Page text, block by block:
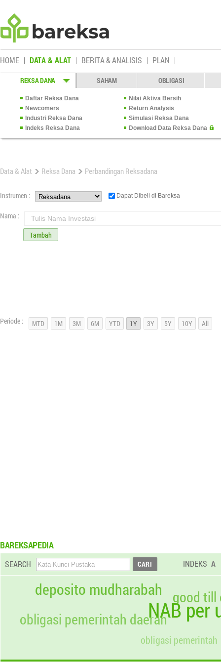
HOME DATA & ALAT BERITA & ANALISIS PLAN
REKSA DANA SAHAM OBLIGASI
Daftar Reksa Dana
Nilai Aktiva Bersih
Newcomers
Return Analysis
Industri Reksa Dana
Simulasi Reksa Dana
Indeks Reksa Dana
Download Data Reksa Dana
Data & Alat Reksa Dana Perbandingan Reksadana
Instrumen : Dapat Dibeli di Bareksa
Nama : Tulis Nama Investasi
Tambah
Periode :
BAREKSAPEDIA
SEARCH INDEKS A
NAB per
deposito mudharabah
obligasi pemerintah
obligasi pemerintah daerah
good till